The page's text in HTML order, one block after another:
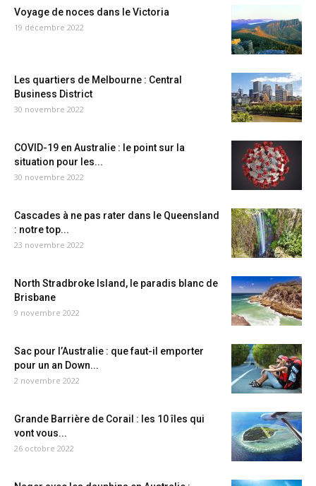
Voyage de noces dans le Victoria
19 décembre 2022
Les quartiers de Melbourne : Central
Business District
30 novembre 2022
COVID-19 en Australie : le point sur la
situation pour les...
30 novembre 2022
Cascades à ne pas rater dans le Queensland
: notre top...
23 novembre 2022
North Stradbroke Island, le paradis blanc de
Brisbane
9 novembre 2022
Sac pour l’Australie : que faut-il emporter
pour un an Down...
2 novembre 2022
Grande Barrière de Corail : les 10 îles qui
vont vous...
26 octobre 2022